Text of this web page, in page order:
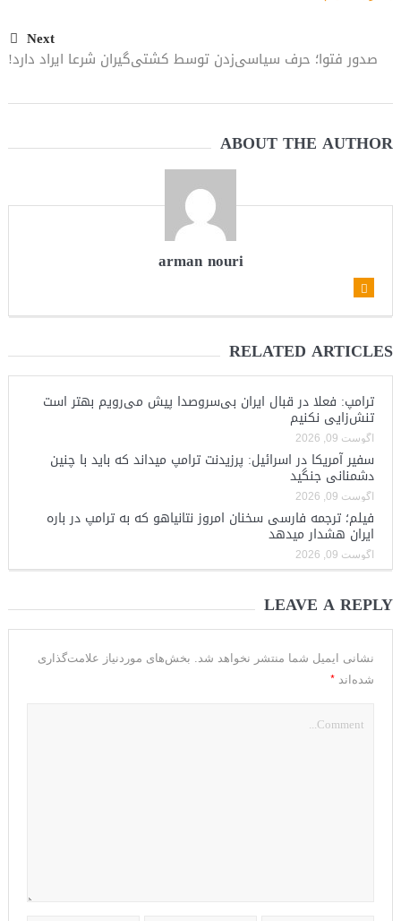
Next
صدور فتوا؛ حرف سیاسی‌زدن توسط کشتی‌گیران شرعا ایراد دارد!
ABOUT THE AUTHOR
arman nouri
RELATED ARTICLES
ترامپ: فعلا در قبال ایران بی‌سروصدا پیش می‌رویم بهتر است
تنش‌زایی نکنیم
آگوست 09, 2026
سفیر آمریکا در اسرائیل: پرزیدنت ترامپ میداند که باید با چنین
دشمنانی جنگید
آگوست 09, 2026
فیلم؛ ترجمه فارسی سخنان امروز نتانیاهو که به ترامپ در باره
ایران هشدار میدهد
آگوست 09, 2026
LEAVE A REPLY
نشانی ایمیل شما منتشر نخواهد شد. بخش‌های موردنیاز علامت‌گذاری
شده‌اند *